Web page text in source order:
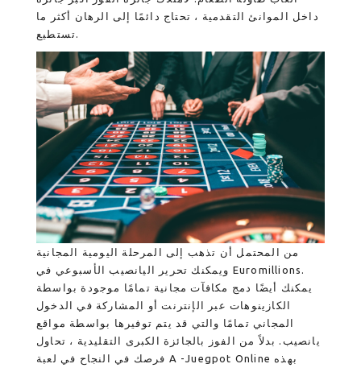
داخل الموانئ التقدمية ، تحتاج دائمًا إلى الرهان أكثر ما
من المحتمل أن تذهب إلى المرحلة اليومية المجانية
ويمكنك تحرير اليانصيب الأسبوعي في Euromillions.
يمكنك أيضًا دمج مكافآت مجانية تمامًا موجودة بواسطة
الكازينوهات عبر الإنترنت أو المشاركة في الدخول
المجاني تمامًا والتي قد يتم توفيرها بواسطة مواقع
يانصيب. بدلاً من الفوز بالجائزة الكبرى التقليدية ، تحاول
فرصك في النجاح في لعبة A -Juegpot Online بهذه